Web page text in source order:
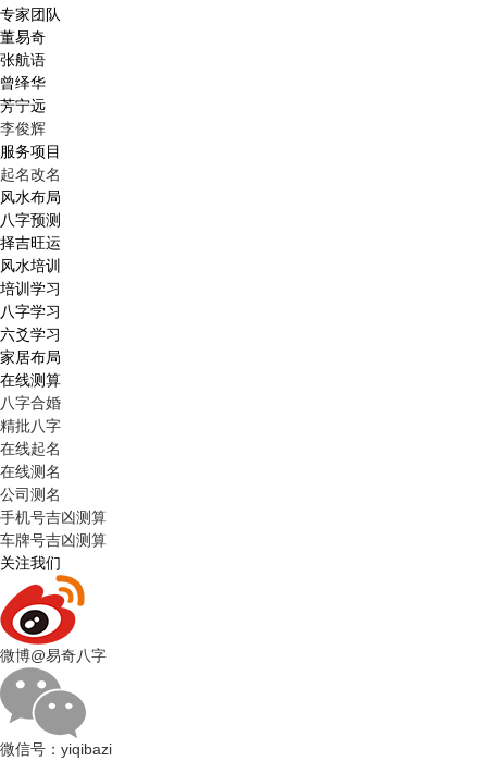
专家团队
董易奇
张航语
曾绎华
芳宁远
李俊辉
服务项目
起名改名
风水布局
八字预测
择吉旺运
风水培训
培训学习
八字学习
六爻学习
家居布局
在线测算
八字合婚
精批八字
在线起名
在线测名
公司测名
手机号吉凶测算
车牌号吉凶测算
关注我们
微博@易奇八字
微信号： yiqibazi